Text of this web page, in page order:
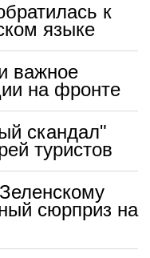
к
языке
важное
на фронте
скандал"
туристов
сюрприз на